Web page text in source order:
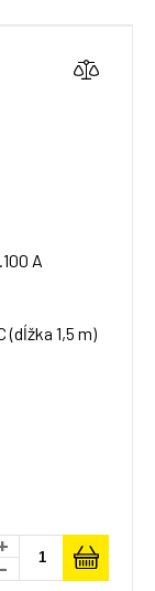
A
1,5 m)
-